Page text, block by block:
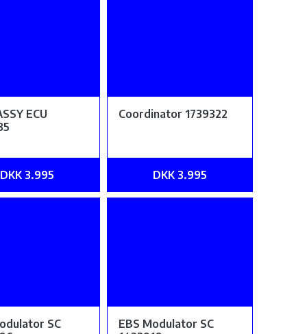
ECU
DKK 3.995
Coordinator 1739322
DKK 3.995
SC
EBS Modulator SC